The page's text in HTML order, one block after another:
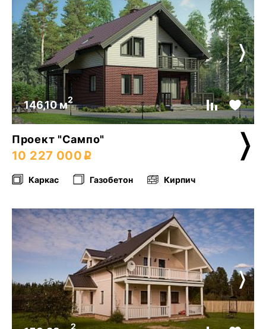
146,10 м2
Проект "Сампо"
10 227 000
Каркас Газобетон Кирпич
2